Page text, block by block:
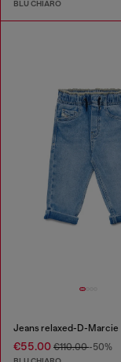
BLU CHIARO
Jeans relaxed-D-Marcie
€55.00 €110.00-50%